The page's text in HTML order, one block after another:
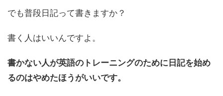
でも普段日記って書きますか？
書く人はいいんですよ。
書かない人が英語のトレーニングのために日記を始め
るのはやめたほうがいいです。